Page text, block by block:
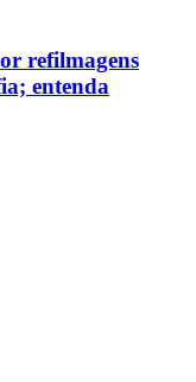
refilmagens
entenda